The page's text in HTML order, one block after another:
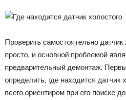
Проверить самостоятельно
просто, и основной проблемой
предварительный демонтаж.
определить, где находится датчик
всего ориентиром при его поиске